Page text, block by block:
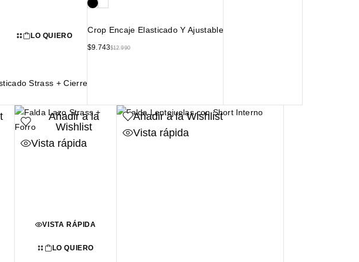
LO QUIERO
Strass + Cierre
Crop Encaje Elasticado Y Ajustable
$12.990
$9.743
Añadir a la
Wishlist
Vista rápida
VISTA RÁPIDA
LO QUIERO
Añadir a la Wishlist
Vista rápida